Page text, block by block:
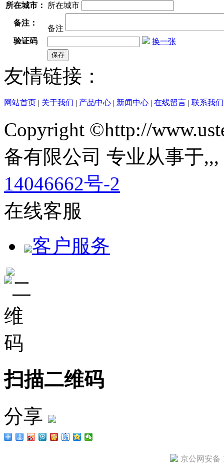
所在城市：
所在城市
备注：
备注
验证码
换一张
友情链接：
网站首页 | 关于我们 | 产品中心 | 新闻中心 | 在线留言 | 联系我们
Copyright ©http://
备有限公司 专业从事于,,
14046662号-2
在线客服
客户服务
扫描二维码
分享
京公网安备